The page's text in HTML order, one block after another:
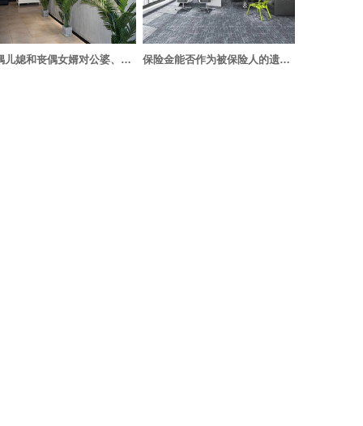
丧偶儿媳和丧偶女婿对公婆、岳父母遗产的继承权，同他们是否再婚有没有关系？ 保险金能否作为被保险人的遗产？